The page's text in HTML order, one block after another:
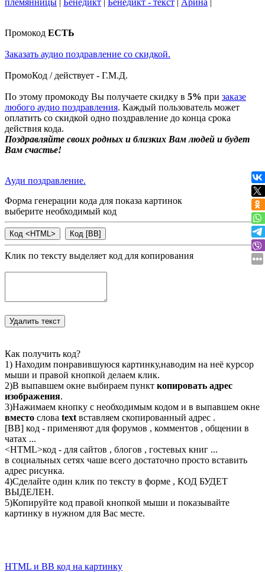
Промокод ЕСТЬ
Заказать аудио поздравление со скидкой.
ПромоКод / действует - Г.М.Д.
По этому промокоду Вы получаете скидку в 5% при заказе
любого аудио поздравления. Каждый пользователь может
оплатить со скидкой одно поздравление до конца срока
действия кода.
Поздравляйте своих родных и близких Вам людей и будет
Вам счастье!
Ауди поздравление.
Форма генерации кода для показа картинок
выберите необходимый код
Клик по тексту выделяет код для копирования
Как получить код?
1) Находим понравившуюся картинку,наводим на неё курсор
мыши и правой кнопкой делаем клик.
2)В выпавшем окне выбираем пункт копировать адрес
изображения.
3)Нажимаем кнопку с необходимым кодом и в выпавшем окне
вместо слова text вставляем скопированный адрес .
[BB] код - применяют для форумов , комментов , общении в
чатах ...
<HTML>код - для сайтов , блогов , гостевых книг ...
в социальных сетях чаше всего достаточно просто вставить
адрес рисунка.
4)Сделайте один клик по тексту в форме , КОД БУДЕТ
ВЫДЕЛЕН.
5)Копируйте код правой кнопкой мыши и показывайте
картинку в нужном для Вас месте.
HTML и BB код на картинку